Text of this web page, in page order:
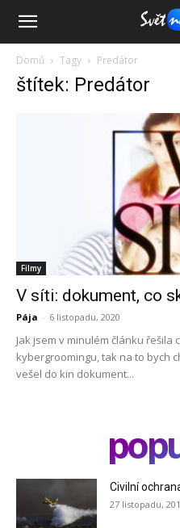
Domů Tagy Predátor
štítek: Predátor
Filmy
V síti: dokument, co
Pája - 6 listopadu, 2020
Jak jsem v minulém článku
kybergroomingu, tak na to bych
vešel do kin dokument...
Civilní
27 listopadu,